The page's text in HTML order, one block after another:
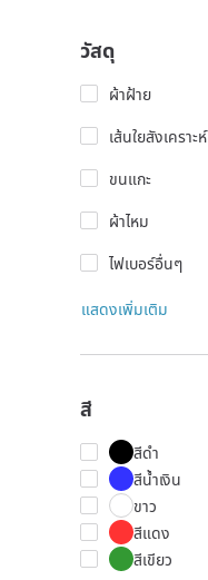
วัสดุ
ผ้าฝ้าย
เส้นใยสังเคราะห์
ขนแกะ
ผ้าไหม
ไฟเบอร์อื่นๆ
แสดงเพิ่มเติม
สี
สีดำ
สีน้ำเงิน
ขาว
สีแดง
สีเขียว